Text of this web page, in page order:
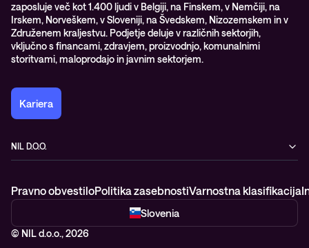
Študenti
Trajnost in družbena odgovornost
zaposluje več kot 1.400 ljudi v Belgiji, na Finskem, v Nemčiji, na
Irskem, Norveškem, v Sloveniji, na Švedskem, Nizozemskem in v
Združenem kraljestvu. Podjetje deluje v različnih sektorjih,
vključno s financami, zdravjem, proizvodnjo, komunalnimi
storitvami, maloprodajo in javnim sektorjem.
Kariera
NIL D.O.O.
Slovenija
© NIL d.o.o., 2026
Pravno obvestiloPolitika zasebnostiVarnostna klasifikacija
Slovenia